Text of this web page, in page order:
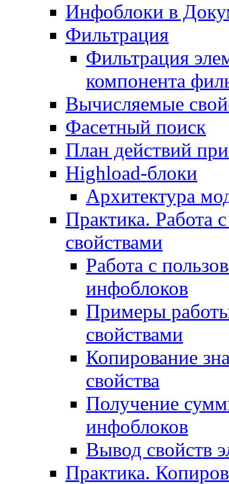
Инфоблоки в
Фильтрация
Фильтрация
компонента
Вычисляемые
Фасетный поиск
План действий
Highload-блоки
Архитектура
Практика. Работа
свойствами
Работа с
инфоблоков
Примеры
свойствами
Копирование
свойства
Получение
инфоблоков
Вывод свойств
Практика.